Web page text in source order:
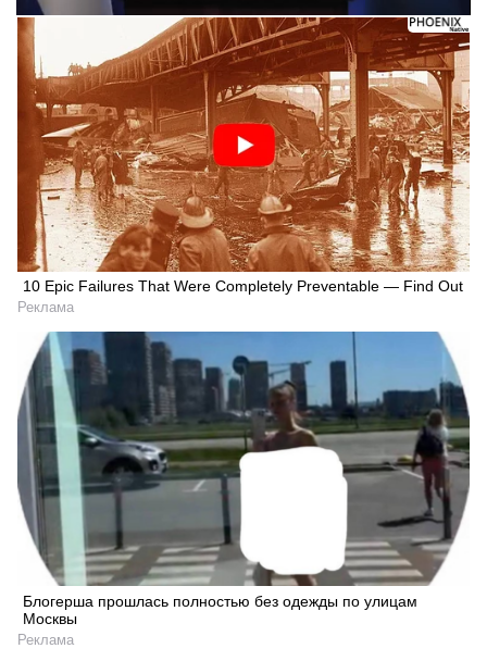
10 Epic Failures That Were Completely Preventable — Find Out
Реклама
Блогерша прошлась полностью без одежды по улицам
Москвы
Реклама